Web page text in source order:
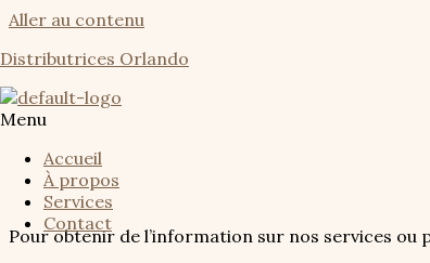
Aller au contenu
Distributrices Orlando
Menu
Accueil
À propos
Services
Contact
Pour obtenir de l’information sur nos services